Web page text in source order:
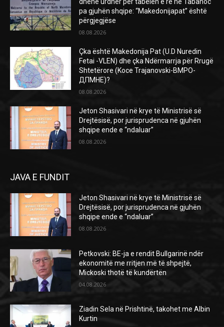
dhënë urdhër për tabelën e re në Tabanoc
pa gjuhën shqipe: “Makedonijapat” është
përgjegjëse
08.08.2026
Çka është Makedonija Pat (U.D Nuredin
Fetai -VLEN) dhe çka Ndërmarrja për Rrugë
Shtetërore (Koce Trajanovski-ВМРО-
ДПМНЕ)?
08.08.2026
Jeton Shasivari në krye të Ministrisë së
Drejtësisë, por jurisprudenca në gjuhën
shqipe ende e “ndaluar”
08.08.2026
JAVA E FUNDIT
Jeton Shasivari në krye të Ministrisë së
Drejtësisë, por jurisprudenca në gjuhën
shqipe ende e “ndaluar”
08.08.2026
Petkovski: BE-ja e rendit Bullgarinë ndër
ekonomitë me rritjen më të shpejtë,
Mickoski thotë të kundërtën
04.08.2026
Ziadin Sela në Prishtinë, takohet me Albin
Kurtin